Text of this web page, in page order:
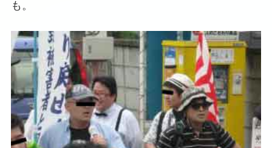
も。